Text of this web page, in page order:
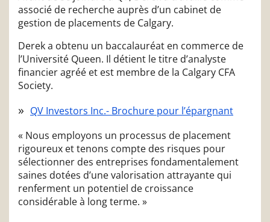
associé de recherche auprès d’un cabinet de
gestion de placements de Calgary.
Derek a obtenu un baccalauréat en commerce de
l’Université Queen. Il détient le titre d’analyste
financier agréé et est membre de la Calgary CFA
Society.
QV Investors Inc.- Brochure pour l’épargnant
« Nous employons un processus de placement
rigoureux et tenons compte des risques pour
sélectionner des entreprises fondamentalement
saines dotées d’une valorisation attrayante qui
renferment un potentiel de croissance
considérable à long terme. »